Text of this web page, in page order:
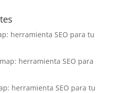
herramienta SEO para tu
herramienta SEO para
herramienta SEO para tu